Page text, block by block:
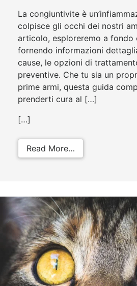
La congiuntivite è
colpisce gli occhi dei nostri
articolo, esploreremo a fondo
fornendo informazioni
cause, le opzioni di
preventive. Che tu sia un
prime armi, questa guida
prenderti cura al […]
[…]
Read More…